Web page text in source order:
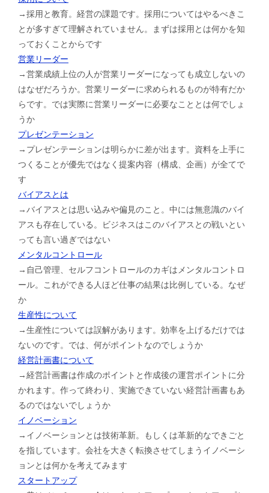
→採用と教育。経営の課題です。採用についてはやるべきこ
とが多すぎて理解されていません。まずは採用とは何かを知
っておくことからです
営業リーダー
→営業成績上位の人が営業リーダーになっても成立しないの
はなぜだろうか。営業リーダーに求められるものが特有だか
らです。では実際に営業リーダーに必要なこととは何でしょ
うか
プレゼンテーション
→プレゼンテーションは明らかに差が出ます。資料を上手に
つくることが優先ではなく提案内容（構成、企画）が全てで
す
バイアスとは
→バイアスとは思い込みや偏見のこと。中には無意識のバイ
アスも存在している。ビジネスはこのバイアスとの戦いとい
っても言い過ぎではない
メンタルコントロール
→自己管理、セルフコントロールのカギはメンタルコントロ
ール。これができる人ほど仕事の結果は比例している。なぜ
か
生産性について
→生産性については誤解があります。効率を上げるだけでは
ないのです。では、何がポイントなのでしょうか
経営計画書について
→経営計画書は作成のポイントと作成後の運営ポイントに分
かれます。作って終わり、実施できていない経営計画書もあ
るのではないでしょうか
イノベーション
→イノベーションとは技術革新。もしくは革新的なできごと
を指しています。会社を大きく転換させてしまうイノベーシ
ョンとは何かを考えてみます
スタートアップ